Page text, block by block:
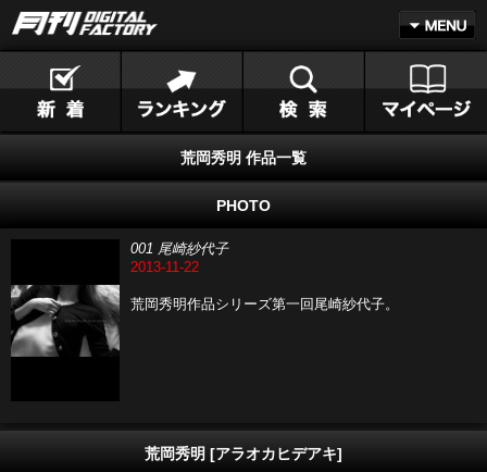
荒岡秀明 作品一覧
PHOTO
001 尾崎紗代子
2013-11-22
荒岡秀明作品シリーズ第一回尾崎紗代子。
荒岡秀明 [アラオカヒデアキ]